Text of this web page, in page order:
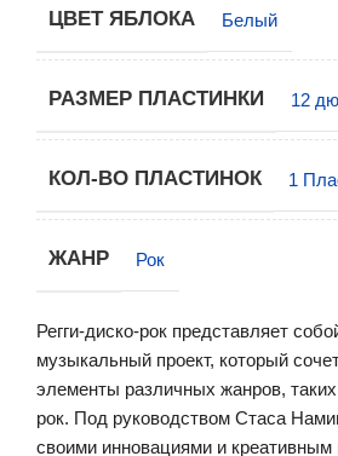
ЦВЕТ ЯБЛОКА Белый
РАЗМЕР ПЛАСТИНКИ 12
КОЛ-ВО ПЛАСТИНОК 1
ЖАНР Рок
Регги-диско-рок представляет
музыкальный проект, который
элементы различных жанров, таких
рок. Под руководством Стаса
своими инновациями и креативным